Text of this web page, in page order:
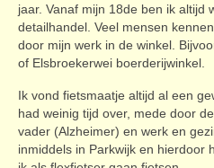
jaar. Vanaf mijn 18de ben ik altijd
detailhandel. Veel mensen
door mijn werk in de winkel.
of Elsbroekerwei boerderijwinkel.
Ik vond fietsmaatje altijd al een
had weinig tijd over, mede door
vader (Alzheimer) en werk en
inmiddels in Parkwijk en hierdoor